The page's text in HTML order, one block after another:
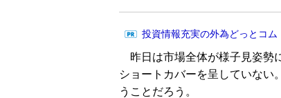
投資情報充実の外為どっとコム
昨日は市場全体が様子見姿勢
ショートカバーを呈していない
うことだろう。